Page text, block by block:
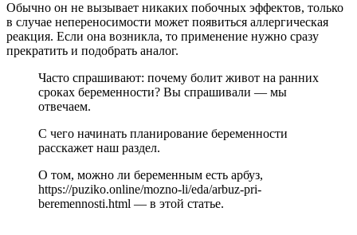
Обычно он не вызывает никаких побочных эффектов, только
в случае непереносимости может появиться аллергическая
реакция. Если она возникла, то применение нужно сразу
прекратить и подобрать аналог.
Часто спрашивают: почему болит живот на ранних
сроках беременности? Вы спрашивали — мы
отвечаем.
С чего начинать планирование беременности
расскажет наш раздел.
О том, можно ли беременным есть арбуз,
https://puziko.online/mozno-li/eda/arbuz-pri-
beremennosti.html — в этой статье.